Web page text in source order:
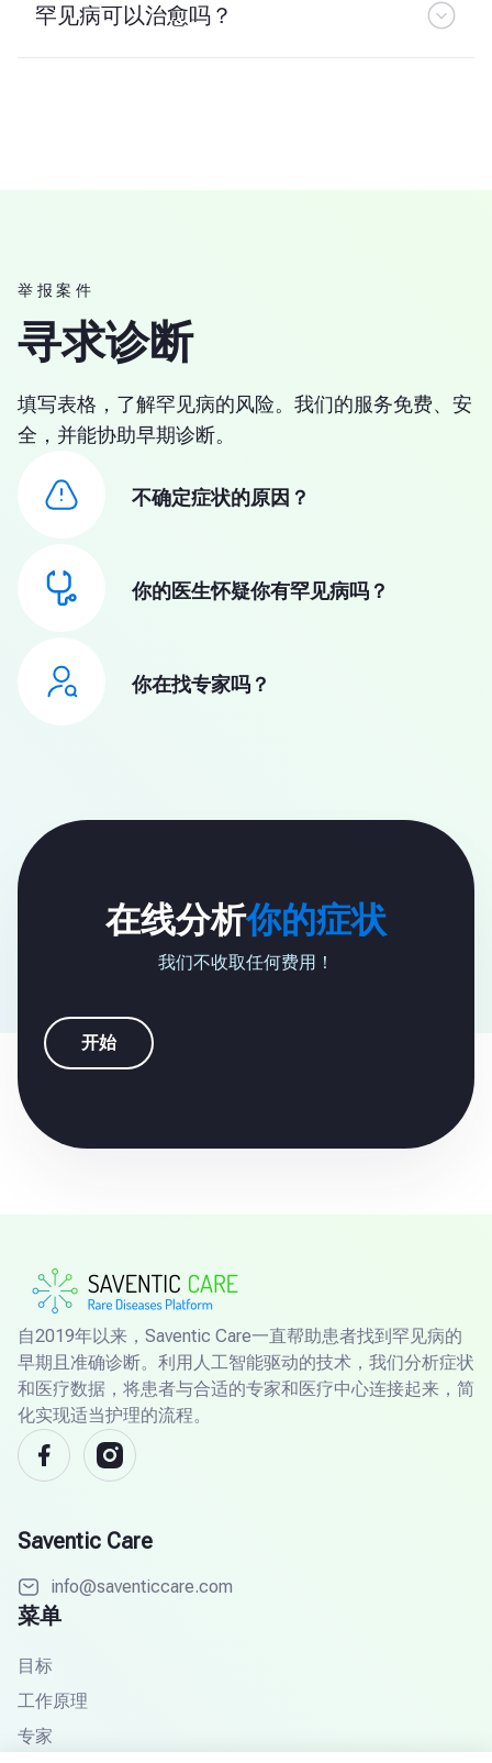
罕见病可以治愈吗？
举报案件
寻求诊断
填写表格，了解罕见病的风险。我们的服务免费、安
全，并能协助早期诊断。
不确定症状的原因？
你的医生怀疑你有罕见病吗？
你在找专家吗？
在线分析你的症状
我们不收取任何费用！
开始
自2019年以来，Saventic Care一直帮助患者找到罕见病的
早期且准确诊断。利用人工智能驱动的技术，我们分析症状
和医疗数据，将患者与合适的专家和医疗中心连接起来，简
化实现适当护理的流程。
Saventic Care
info@saventiccare.com
菜单
目标
工作原理
专家